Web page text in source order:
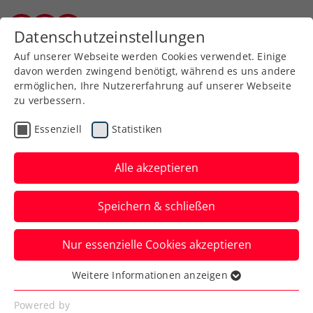
Zurück zur Newsübersicht
Turniere
ATP-Challenger Zug:
Rodionov kämpft um
zweiten Doppeltitel
Der ÖTV-Davis-Cup-Ass steht in der
Zentralschweiz mit dem Ukrainer
Volodymyr Uzhylovskyi im Finale.
Verfasst von: Manuel Wachta, 26.07.2024
Datenschutzeinstellungen
Auf unserer Webseite werden Cookies verwendet. Einige
davon werden zwingend benötigt, während es uns andere
ermöglichen, Ihre Nutzererfahrung auf unserer Webseite
zu verbessern.
Essenziell Statistiken
Alle akzeptieren
Speichern & schließen
Nur essenzielle Cookies akzeptieren
Essenziell
Essenzielle Cookies werden für grundlegende
Weitere Informationen anzeigen
Powered by